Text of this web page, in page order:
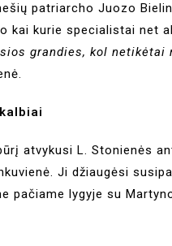
patriarcho Juozo
kai kurie specialistai net
grandies, kol netikėtai
atvykusi L. Stonienės
Ji džiaugėsi
pačiame lygyje su